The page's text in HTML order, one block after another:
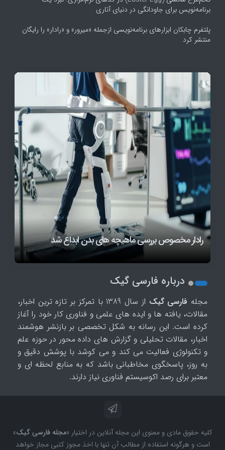
برنامه‌نویس برای جاودانگی در دنیای آتاری
پلتفرم چابکان ابزارهای برنامه‌نویسی ازجمله «میرور» و «رادار» را رایگان
منتشر کرد
رادار مخصوص بررسی ماهیچه های بدن ابداع شد
روباتی با دستان اره ای به نجات انسان‌ها می رود
سازنده مدل‌های Kimi از خوشه ۲۰ هزار تراشه‌ای انویدیا
متعلق به علی‌بابا استفاده می‌کند
اپل می‌گوید عرضه محصولات و خدمات ممکن است
به‌دلیل کمبود ظرفیت محاسباتی با تأخیر مواجه شود
درباره فارسی گیک
مجله فارسی گیک
از سال 1389 با تمرکز بر تازه ترین اخبار،
مقالات، یافته ها و ایده های علمی و فناوری کار خود را آغاز
کرده است. این رسانه به شکل تخصصی بر بازنشر هوشمند
اخبار، مقالات تحلیلی و گزارش های داده محور در حوزه علم
و تکنولوژی فعالیت می کند و می کوشد با پوشش دقیق و
به روز، پاسخگوی مخاطبانی باشد که به منابع لحظه ای و
معتبر برای رصد اکوسیستم فناوری نیاز دارند.
کلیه حقوق مادی و معنوی این مجله آنلاین در اختیار «مجله فارسی گیک»
است و هرگونه استفاده از مطالب آن تنها با اخذ مجوز کتبی مجاز خواهد